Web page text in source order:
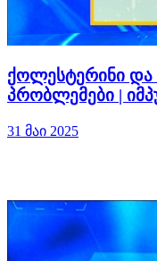
ქოლესტერინი და
პრობლემები |
31 მაი 2025